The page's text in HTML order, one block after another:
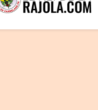
No puede realizar